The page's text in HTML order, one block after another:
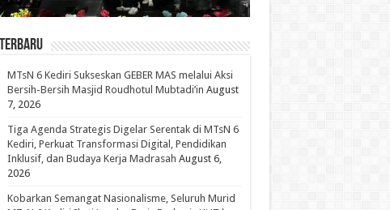
Terbaru
MTsN 6 Kediri Sukseskan GEBER MAS melalui Aksi
Bersih-Bersih Masjid Roudhotul Mubtadi’in August
7, 2026
Tiga Agenda Strategis Digelar Serentak di MTsN 6
Kediri, Perkuat Transformasi Digital, Pendidikan
Inklusif, dan Budaya Kerja Madrasah August 6,
2026
Kobarkan Semangat Nasionalisme, Seluruh Murid